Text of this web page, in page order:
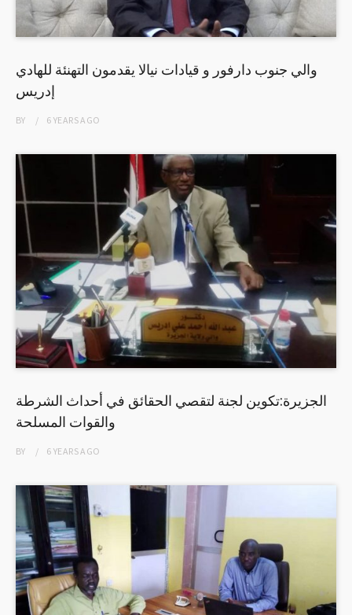
والي جنوب دارفور و قيادات نيالا يقدمون التهنئة للهادي
إدريس
BY 6 YEARSAGO
الجزيرة:تكوين لجنة لتقصي الحقائق في أحداث الشرطة
والقوات المسلحة
BY 6 YEARSAGO